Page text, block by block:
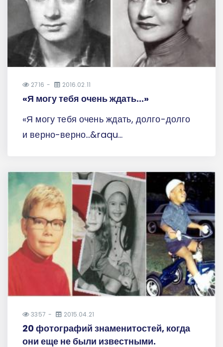
2716 2016.02.11
«Я могу тебя очень ждать...»
«Я могу тебя очень ждать, долго-долго
и верно-верно...&raqu...
3357 2015.04.21
20 фотографий знаменитостей, когда
они еще не были известными.